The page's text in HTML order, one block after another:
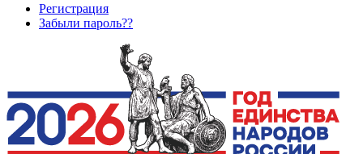
Регистрация
Забыли пароль??